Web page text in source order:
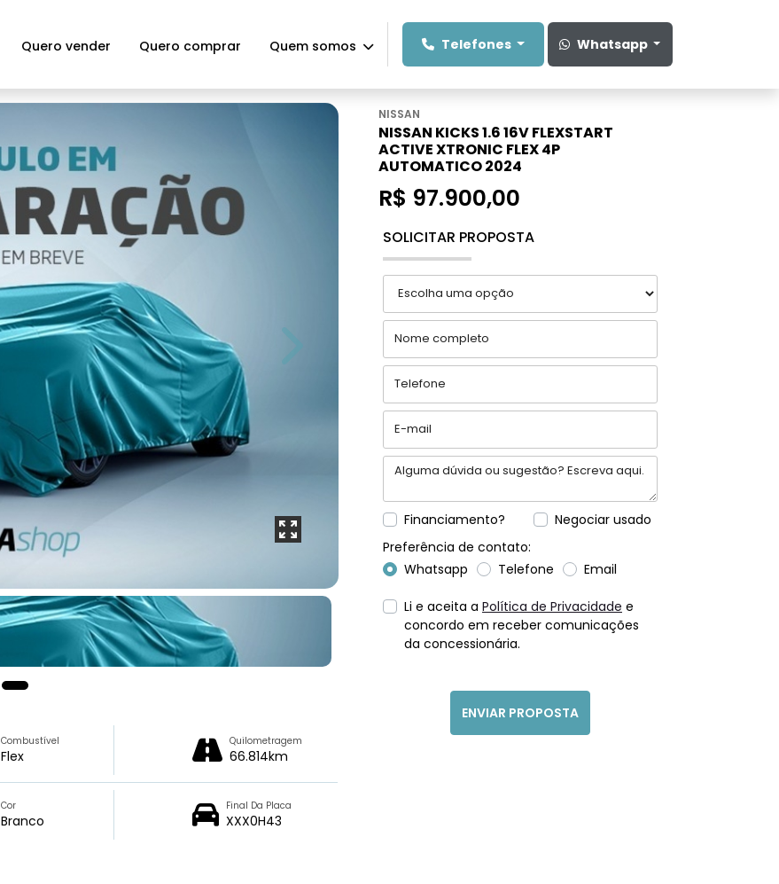
Quero vender Quero comprar Quem somos Telefones Whatsapp
NISSAN
NISSAN KICKS 1.6 16V FLEXSTART
ACTIVE XTRONIC FLEX 4P
AUTOMATICO 2024
R$ 97.900,00
SOLICITAR PROPOSTA
Financiamento?
Negociar usado
Preferência de contato:
Whatsapp
Telefone Email
Li e aceita a Política de Privacidade e
concordo em receber comunicações
da concessionária.
ENVIAR PROPOSTA
Combustível
Flex
Quilometragem
66.814km
Cor
Branco
Final Da Placa
XXX0H43